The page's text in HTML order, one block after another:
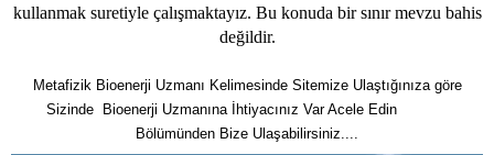
kullanmak suretiyle çalışmaktayız. Bu konuda bir sınır mevzu bahis
değildir.
Metafizik Bioenerji Uzmanı Kelimesinde Sitemize Ulaştığınıza göre
Sizinde Bioenerji Uzmanına İhtiyacınız Var Acele Edin
Bölümünden Bize Ulaşabilirsiniz....